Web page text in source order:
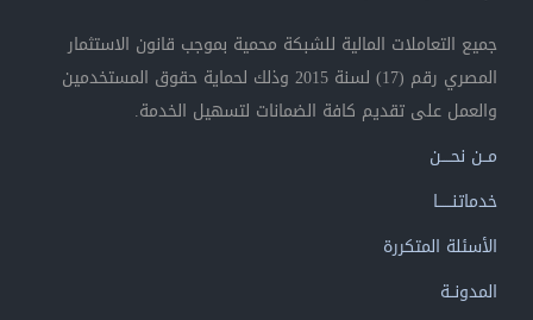
جميع التعاملات المالية للشبكة محمية بموجب قانون الاستثمار
المصري رقم (17) لسنة 2015 وذلك لحماية حقوق المستخدمين
والعمل على تقديم كافة الضمانات لتسهيل الخدمة.
مــن نحــــن
خدماتنــــــا
الأسئلة المتكررة
المدونــة